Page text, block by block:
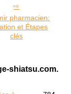
pharmacien:
et Étapes
clés
shiatsu.com.